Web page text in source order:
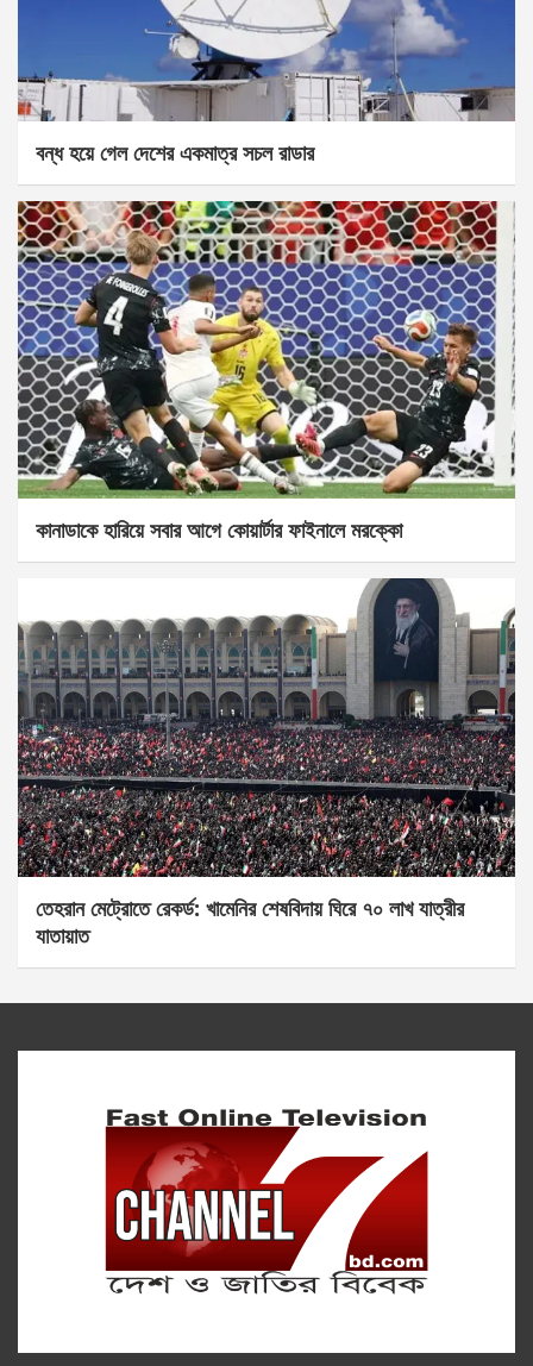
বন্ধ হয়ে গেল দেশের একমাত্র সচল রাডার
কানাডাকে হারিয়ে সবার আগে কোয়ার্টার ফাইনালে মরক্কো
তেহরান মেট্রোতে রেকর্ড: খামেনির শেষবিদায় ঘিরে ৭০ লাখ যাত্রীর
যাতায়াত